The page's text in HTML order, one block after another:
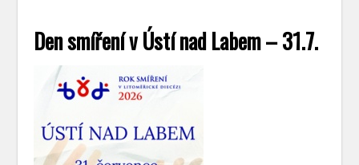
Den smíření v Ústí nad Labem – 31.7.